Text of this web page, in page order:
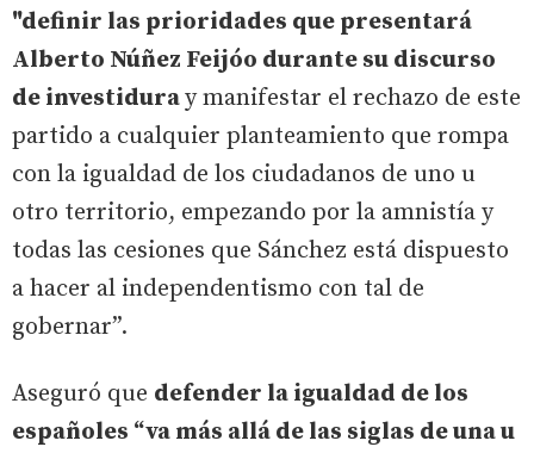
"definir las prioridades que presentará
Alberto Núñez Feijóo durante su discurso
de investiduray manifestar el rechazo de este
partido a cualquier planteamiento que rompa
con la igualdad de los ciudadanos de uno u
otro territorio, empezando por la amnistía y
todas las cesiones que Sánchez está dispuesto
a hacer al independentismo con tal de
gobernar”.
Aseguró que defender la igualdad de los
españoles “va más allá de las siglas de una u